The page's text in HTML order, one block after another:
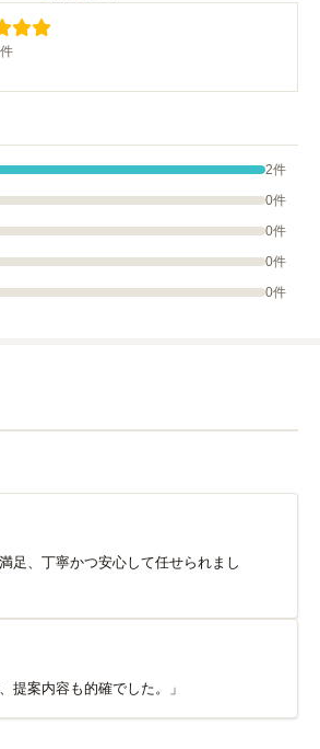
2件
0件
0件
0件
0件
足、丁寧かつ安心して任せられまし
提案内容も的確でした。」